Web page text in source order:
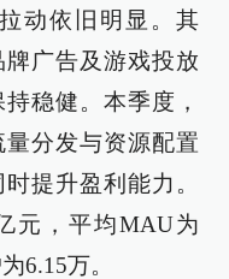
动依旧明显。其
广告及游戏投放
稳健。本季度，
分发与资源配置
提升盈利能力。
元，平均MAU为
6.15万。